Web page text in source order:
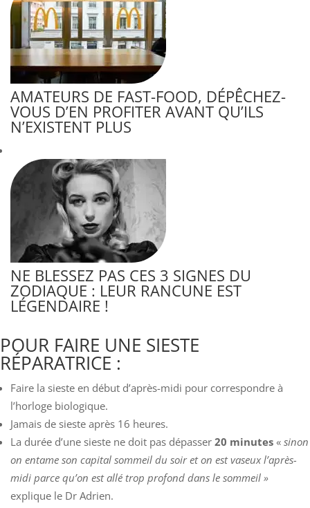
AMATEURS DE FAST-FOOD, DÉPÊCHEZ-
VOUS D’EN PROFITER AVANT QU’ILS
N’EXISTENT PLUS
NE BLESSEZ PAS CES 3 SIGNES DU
ZODIAQUE : LEUR RANCUNE EST
LÉGENDAIRE !
POUR FAIRE UNE SIESTE
RÉPARATRICE :
Faire la sieste en début d’après-midi pour correspondre à
l’horloge biologique.
Jamais de sieste après 16 heures.
La durée d’une sieste ne doit pas dépasser 20 minutes « sinon
on entame son capital sommeil du soir et on est vaseux l’après-
midi parce qu’on est allé trop profond dans le sommeil »
explique le Dr Adrien.